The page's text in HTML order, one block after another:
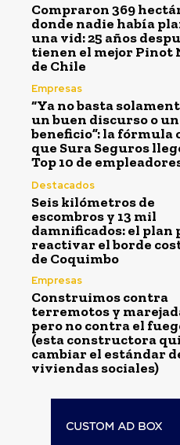
Compraron 369
donde nadie había
una vid: 25 años
tienen el mejor Pinot
de Chile
Empresas
“Ya no basta
un buen discurso o
beneficio”: la fórmula
que Sura Seguros
Top 10 de
Destacados
Seis kilómetros de
escombros y 13 mil
damnificados: el plan
reactivar el borde
de Coquimbo
Empresas
Construimos contra
terremotos y
pero no contra el
(esta constructora
cambiar el estándar
viviendas sociales)